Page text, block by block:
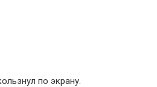
по экрану.